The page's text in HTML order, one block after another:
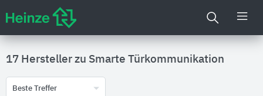
17 Hersteller zu Smarte Türkommunikation
Beste Treffer